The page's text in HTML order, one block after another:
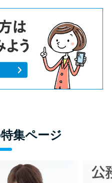
集ページ